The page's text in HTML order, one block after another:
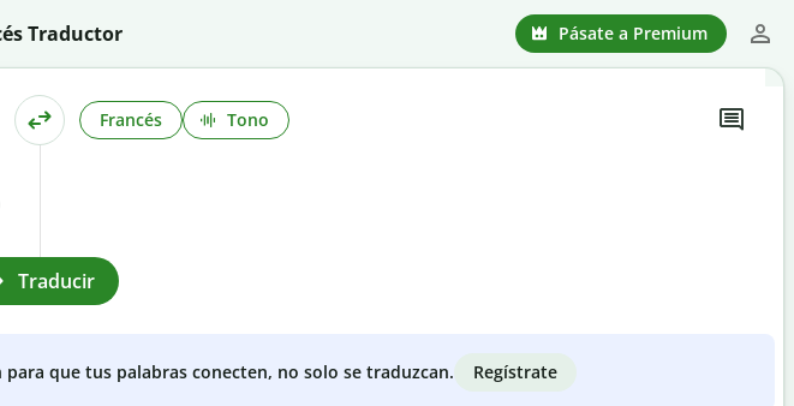
Traductor Pásate a Premium
Francés Tono
Traducir
que tus palabras conecten, no solo se traduzcan. Regístrate